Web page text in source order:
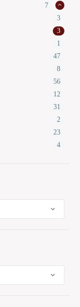
7
3
3
1
47
8
56
12
31
2
23
4